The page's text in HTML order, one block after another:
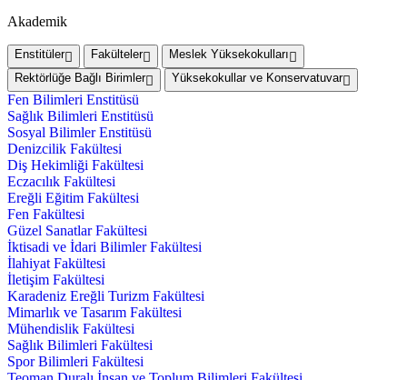
Akademik
Enstitüler Fakülteler
Meslek Yüksekokulları
Rektörlüğe Bağlı Birimler
Yüksekokullar ve Konservatuvar
Fen Bilimleri Enstitüsü
Sağlık Bilimleri Enstitüsü
Sosyal Bilimler Enstitüsü
Denizcilik Fakültesi
Diş Hekimliği Fakültesi
Eczacılık Fakültesi
Ereğli Eğitim Fakültesi
Fen Fakültesi
Güzel Sanatlar Fakültesi
İktisadi ve İdari Bilimler Fakültesi
İlahiyat Fakültesi
İletişim Fakültesi
Karadeniz Ereğli Turizm Fakültesi
Mimarlık ve Tasarım Fakültesi
Mühendislik Fakültesi
Sağlık Bilimleri Fakültesi
Spor Bilimleri Fakültesi